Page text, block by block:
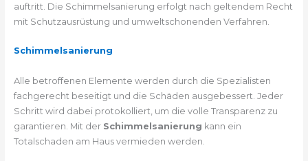
auftritt. Die Schimmelsanierung erfolgt nach geltendem Recht
mit Schutzausrüstung und umweltschonenden Verfahren.
Schimmelsanierung
Alle betroffenen Elemente werden durch die Spezialisten
fachgerecht beseitigt und die Schäden ausgebessert. Jeder
Schritt wird dabei protokolliert, um die volle Transparenz zu
garantieren. Mit der Schimmelsanierung kann ein
Totalschaden am Haus vermieden werden.